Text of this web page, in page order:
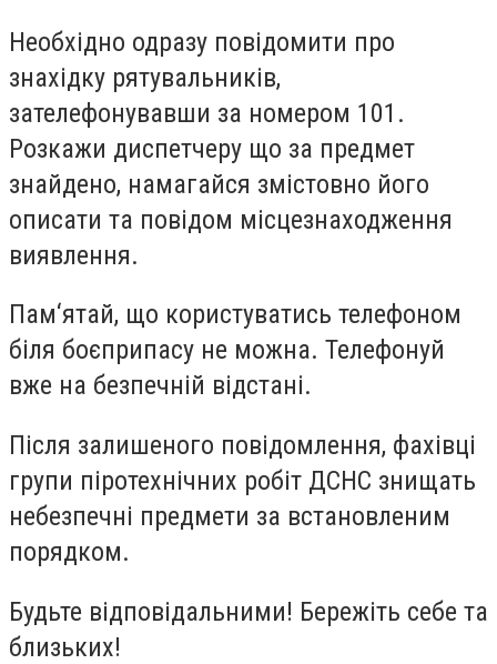
Необхідно одразу повідомити про
знахідку рятувальників,
зателефонувавши за номером 101.
Розкажи диспетчеру що за предмет
знайдено, намагайся змістовно його
описати та повідом місцезнаходження
виявлення.
Пам‘ятай, що користуватись телефоном
біля боєприпасу не можна. Телефонуй
вже на безпечній відстані.
Після залишеного повідомлення, фахівці
групи піротехнічних робіт ДСНС знищать
небезпечні предмети за встановленим
порядком.
Будьте відповідальними! Бережіть себе та
близьких!